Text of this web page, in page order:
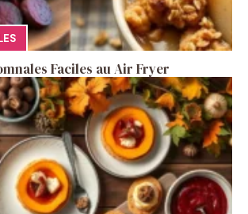
Faciles au Air Fryer